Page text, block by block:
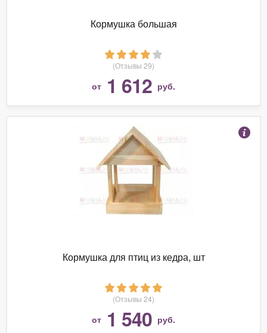
Кормушка большая
(Отзывы 29)
от 1 612 руб.
Кормушка для птиц из кедра, шт
(Отзывы 24)
от 1 540 руб.